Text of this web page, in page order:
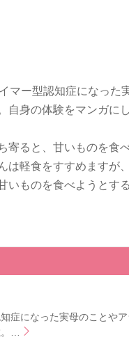
マー型認知症になった
身の体験をマンガに
寄ると、甘いものを食
は軽食をすすめますが
いものを食べようとす
症になった実母のことや
…